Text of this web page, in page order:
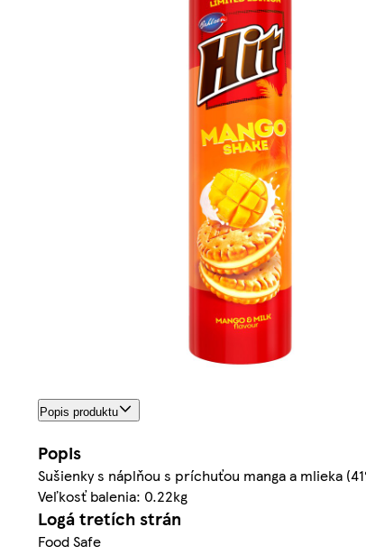
Popis produktu
Popis
Sušienky s náplňou s príchuťou manga a mlieka
Veľkosť balenia: 0.22kg
Logá tretích strán
Food Safe